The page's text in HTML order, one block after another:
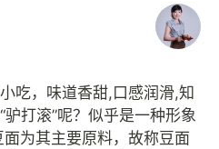
吃，味道香甜,口感润滑,知
打滚”呢？似乎是一种形象
为其主要原料，故称豆面